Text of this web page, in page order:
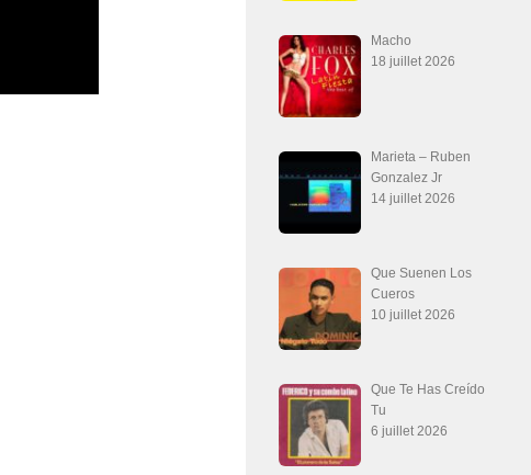
Macho
18 juillet 2026
Marieta – Ruben
Gonzalez Jr
14 juillet 2026
Que Suenen Los
Cueros
10 juillet 2026
Que Te Has Creído
Tu
6 juillet 2026